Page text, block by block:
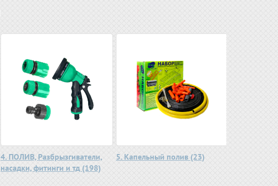
4. ПОЛИВ, Разбрызгиватели,
насадки, фитинги и тд (198)
5. Капельный полив (23)